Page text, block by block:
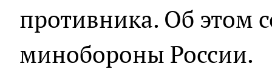
противника. Об этом
минобороны России.